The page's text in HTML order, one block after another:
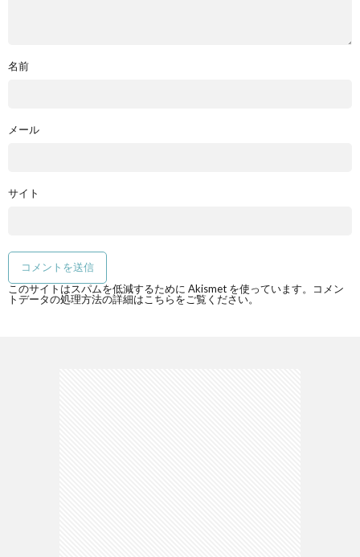
名前
メール
サイト
このサイトはスパムを低減するために Akismet を使っています。
コメン
トデータの処理方法の詳細はこちらをご覧ください。